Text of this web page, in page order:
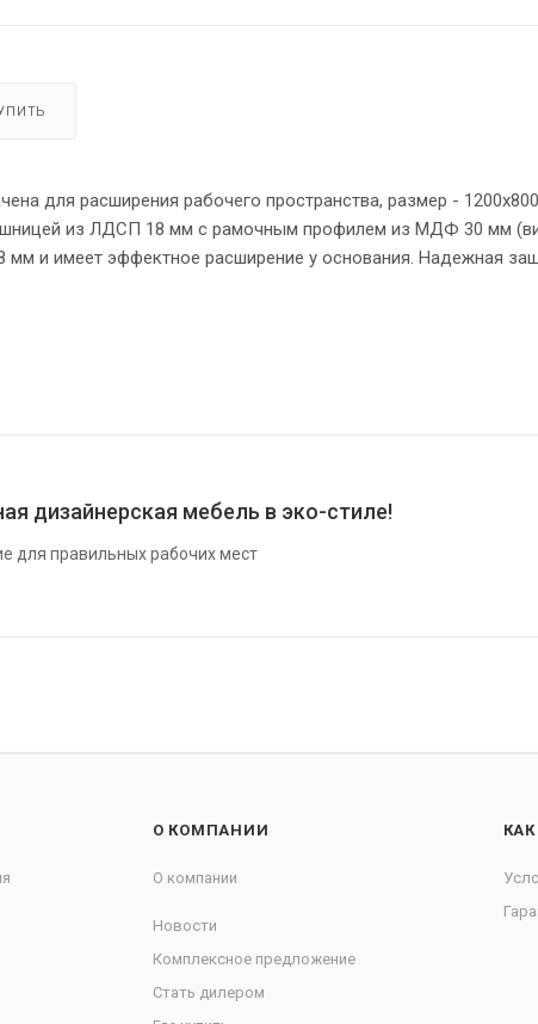
для расширения рабочего пространства, размер -
из ЛДСП 18 мм с рамочным профилем из МДФ 30 мм
и имеет эффектное расширение у основания. Надежная
на неровном полу.
дизайнерская мебель в эко-стиле!
для правильных рабочих мест
О КОМПАНИИ
О компании
Новости
Комплексное предложение
Стать дилером